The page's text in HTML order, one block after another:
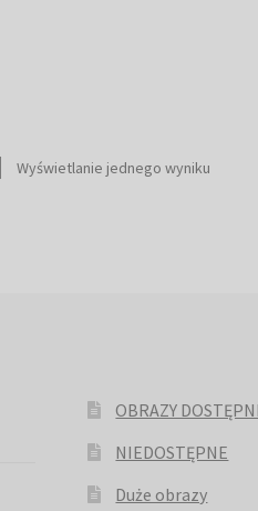
Wyświetlanie jednego wyniku
OBRAZY
NIEDOSTĘPNE
Duże obrazy